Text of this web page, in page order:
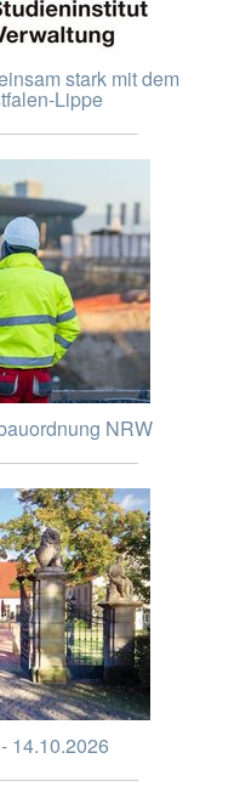
stark mit dem
Lippe
NRW
14.10.2026